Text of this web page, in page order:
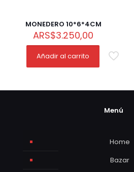
MONEDERO 10*6*4CM
ARS$3.250,00
Añadir al carrito
Menú
Home
Bazar